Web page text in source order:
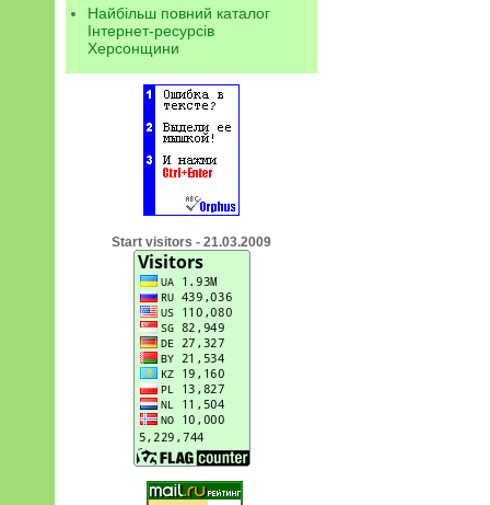
Найбільш повний каталог
Інтернет-ресурсів
Херсонщини
Start visitors - 21.03.2009